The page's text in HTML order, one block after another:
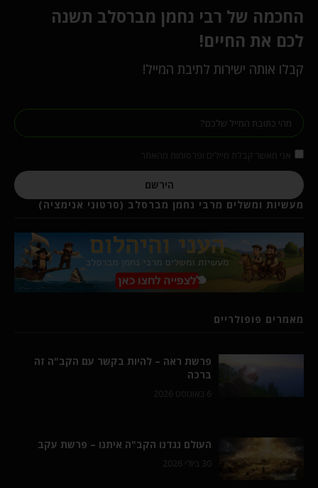
החכמה של רבי נחמן מברסלב תשנה
לכם את החיים!
קבלו אותה ישירות לתיבת המייל!
הירשם
מעשיות ומשלים מרבי נחמן מברסלב (סרטוני אנימציה)
מאמרים פופולריים
פרשת ראה – להיות בקשר עם הקב"ה זה
ברכה
6 באוגוסט 2026
העולם נגדנו הקב"ה איתנו – פרשת עקב
30 ביולי 2026